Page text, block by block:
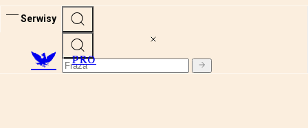
Serwisy
PRO